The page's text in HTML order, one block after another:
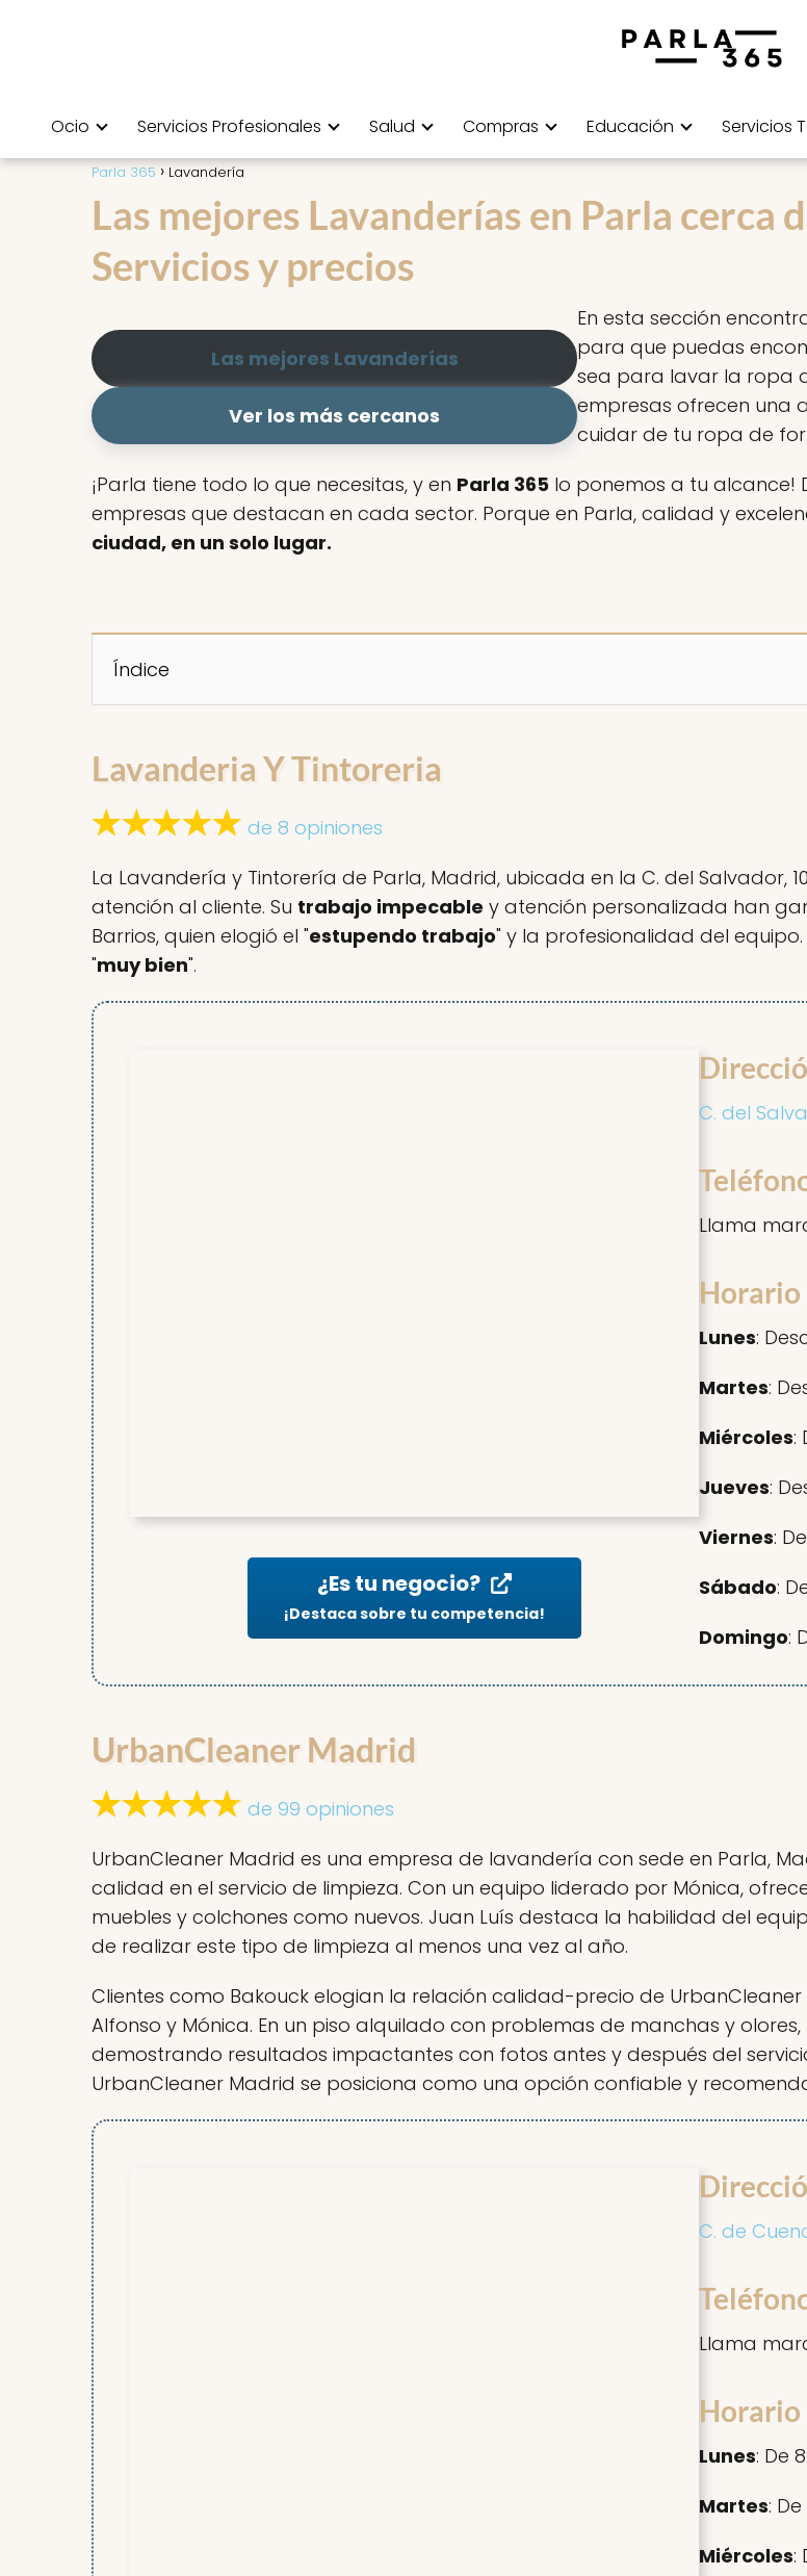
Ocio Servicios Profesionales Salud Compras Educación Servicios
Parla 365 Lavandería
Las mejores Lavanderías en Parla cerca
Servicios y precios
Las mejores Lavanderías
Ver los más cercanos
En esta sección
para que puedas
sea para lavar la ropa
empresas ofrecen una
cuidar de tu ropa de
¡Parla tiene todo lo que necesitas, y en Parla 365 lo ponemos a tu alcance!
empresas que destacan en cada sector. Porque en Parla, calidad y
ciudad, en un solo lugar.
Índice
Lavanderia Y Tintoreria
de 8 opiniones
La Lavandería y Tintorería de Parla, Madrid, ubicada en la C. del Salvador,
atención al cliente. Su trabajo impecable y atención personalizada han
Barrios, quien elogió el "estupendo trabajo" y la profesionalidad del equipo.
"muy bien".
¿Es tu negocio?
¡Destaca sobre tu competencia!
C. del
Llama
Horario
Lunes:
Martes:
Miércoles:
Jueves:
Viernes:
Sábado:
Domingo:
UrbanCleaner Madrid
de 99 opiniones
UrbanCleaner Madrid es una empresa de lavandería con sede en Parla,
calidad en el servicio de limpieza. Con un equipo liderado por Mónica,
muebles y colchones como nuevos. Juan Luís destaca la habilidad del
de realizar este tipo de limpieza al menos una vez al año.
Clientes como Bakouck elogian la relación calidad-precio de
Alfonso y Mónica. En un piso alquilado con problemas de manchas y
demostrando resultados impactantes con fotos antes y después del
UrbanCleaner Madrid se posiciona como una opción confiable y
C. de
Llama
Horario
Lunes: De
Martes:
Miércoles: